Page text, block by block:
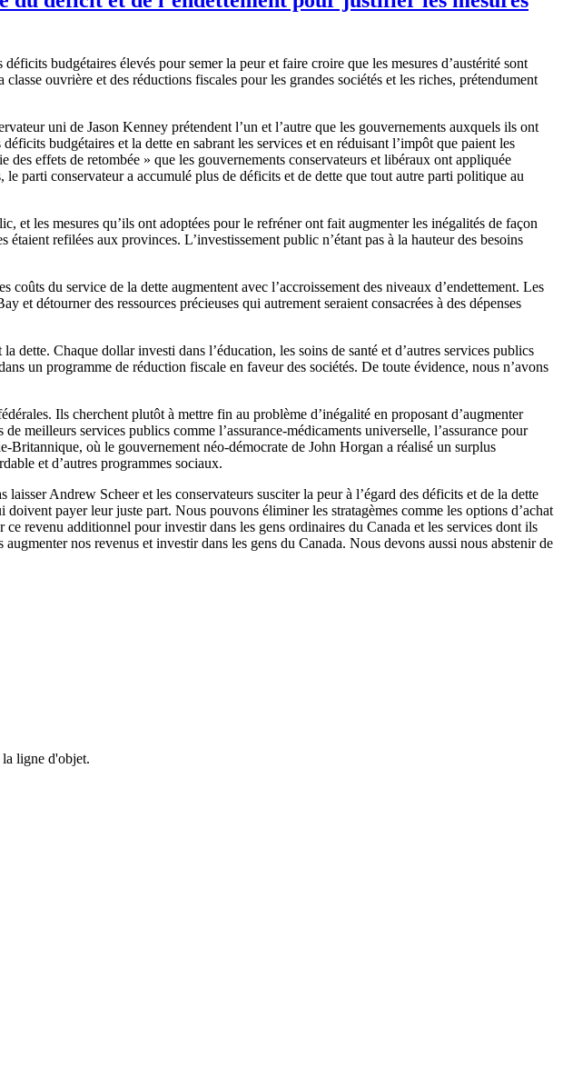
budgétaires élevés pour semer la peur et faire croire que les mesures d’austérité sont
ouvrière et des réductions fiscales pour les grandes sociétés et les riches, prétendument
uni de Jason Kenney prétendent l’un et l’autre que les gouvernements auxquels ils ont
budgétaires et la dette en sabrant les services et en réduisant l’impôt que paient les
effets de retombée » que les gouvernements conservateurs et libéraux ont appliquée
parti conservateur a accumulé plus de déficits et de dette que tout autre parti politique au
et les mesures qu’ils ont adoptées pour le refréner ont fait augmenter les inégalités de façon
refilées aux provinces. L’investissement public n’étant pas à la hauteur des besoins
du service de la dette augmentent avec l’accroissement des niveaux d’endettement. Les
et détourner des ressources précieuses qui autrement seraient consacrées à des dépenses
Chaque dollar investi dans l’éducation, les soins de santé et d’autres services publics
un programme de réduction fiscale en faveur des sociétés. De toute évidence, nous n’avons
Ils cherchent plutôt à mettre fin au problème d’inégalité en proposant d’augmenter
meilleurs services publics comme l’assurance-médicaments universelle, l’assurance pour
Britannique, où le gouvernement néo-démocrate de John Horgan a réalisé un surplus
et d’autres programmes sociaux.
Andrew Scheer et les conservateurs susciter la peur à l’égard des déficits et de la dette
payer leur juste part. Nous pouvons éliminer les stratagèmes comme les options d’achat
revenu additionnel pour investir dans les gens ordinaires du Canada et les services dont ils
nos revenus et investir dans les gens du Canada. Nous devons aussi nous abstenir de
la ligne d'objet.